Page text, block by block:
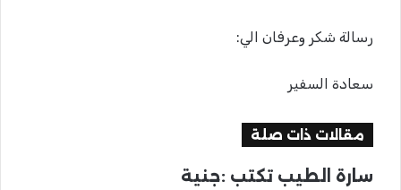
رسالة شكر وعرفان الي:
سعادة السفير
مقالات ذات صلة
سارة الطيب تكتب :جنية